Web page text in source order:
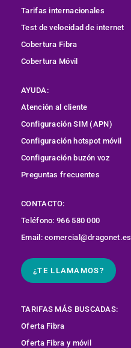
Tarifas internacionales
Test de velocidad de internet
Cobertura Fibra
Cobertura Móvil
AYUDA:
Atención al cliente
Configuración SIM (APN)
Configuración hotspot móvil
Configuración buzón voz
Preguntas frecuentes
CONTACTO:
Teléfono: 966 580 000
Email: comercial@dragonet.es
¿TE LLAMAMOS?
TARIFAS MÁS BUSCADAS:
Oferta Fibra
Oferta Fibra y móvil